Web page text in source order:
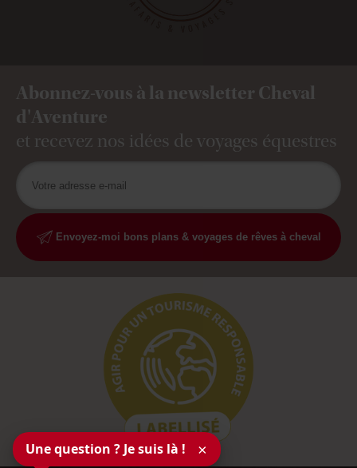
Abonnez-vous à la newsletter Cheval
d'Aventure
et recevez nos idées de voyages équestres
Envoyez-moi bons plans & voyages de rêves à cheval
Une question ? Je suis là ! ×